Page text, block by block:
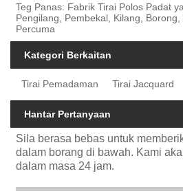
Teg Panas: Fabrik Tirai Polos Padat
Pengilang, Pembekal, Kilang,
Percuma
Kategori Berkaitan
Tirai Pemadaman Tirai Jacquard
Hantar Pertanyaan
Sila berasa bebas untuk
dalam borang di bawah. Kami
dalam masa 24 jam.